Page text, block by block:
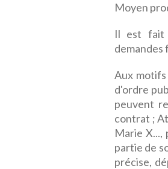
Moyen
Il est fait
demandes
Aux motifs
d'ordre
peuvent
contrat ;
Marie
partie de
précise,